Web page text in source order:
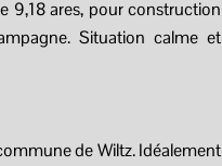
9,18 ares, pour construction
Situation calme et
de Wiltz. Idéalement